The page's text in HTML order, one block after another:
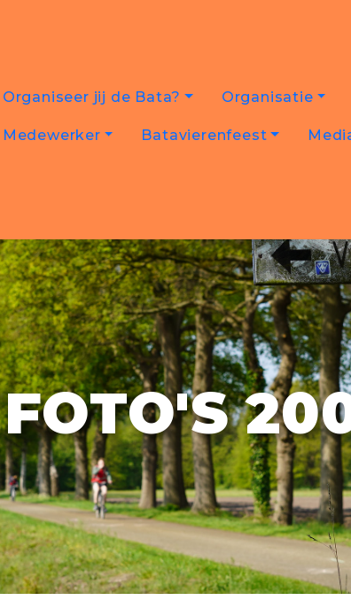
Organiseer jij de Bata? Organisatie
Medewerker Batavierenfeest
FOTO'S